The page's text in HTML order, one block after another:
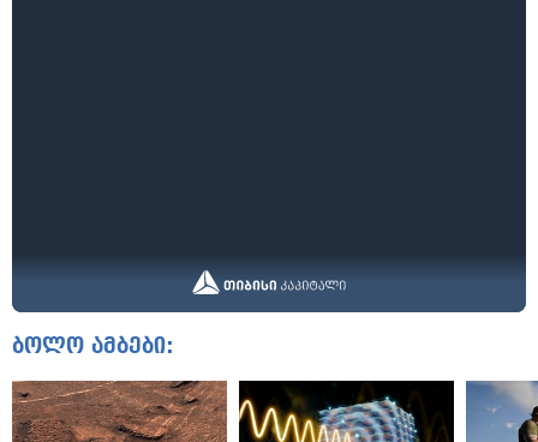
ბოლო ამბები: